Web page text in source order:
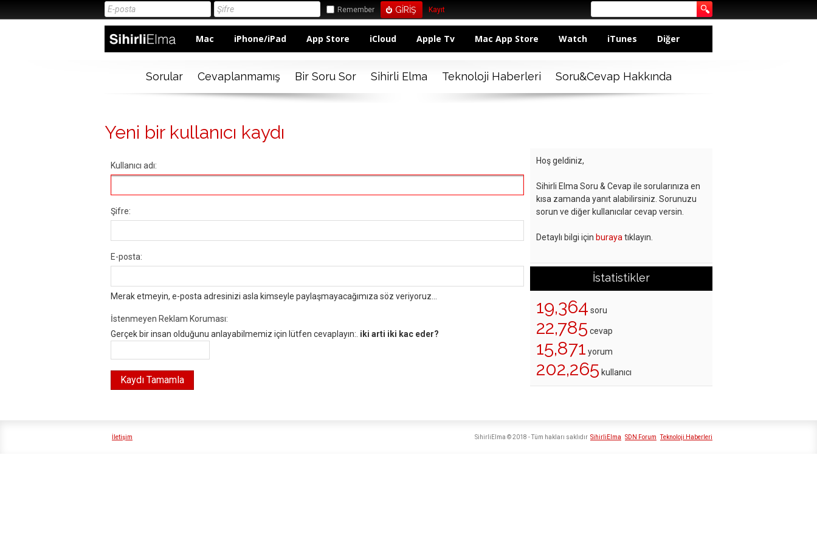
Remember Kayıt
Mac iPhone/iPad App Store iCloud Apple Tv Mac App Store Watch iTunes Diğer
Sorular Cevaplanmamış Bir Soru Sor Sihirli Elma Teknoloji Haberleri Soru&Cevap Hakkında
Yeni bir kullanıcı kaydı
Kullanıcı adı:
Şifre:
E-posta:
Merak etmeyin, e-posta adresinizi asla kimseyle paylaşmayacağımıza söz veriyoruz...
İstenmeyen Reklam Koruması:
Gerçek bir insan olduğunu anlayabilmemiz için lütfen cevaplayın:. iki arti iki kac eder?
Hoş geldiniz,
Sihirli Elma Soru & Cevap ile sorularınıza en
kısa zamanda yanıt alabilirsiniz. Sorunuzu
sorun ve diğer kullanıcılar cevap versin.
Detaylı bilgi için buraya tıklayın.
İstatistikler
19,364 soru
22,785 cevap
15,871 yorum
202,265 kullanıcı
İletişim SihirliElma SDN Forum Teknoloji Haberleri
SihirliElma © 2018 - Tüm hakları saklıdır